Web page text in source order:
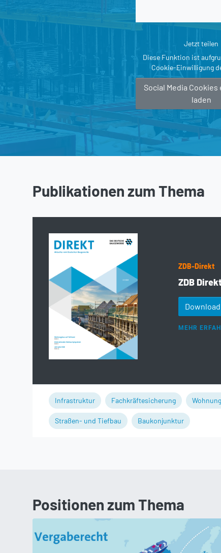
Jetzt teilen
Diese Funktion ist
Cookie-Einwilligung
Social Media Cookies
laden
Publikationen zum Thema
ZDB-Direkt
ZDB
Download
MEHR
Infrastruktur Fachkräftesicherung
Straßen- und Tiefbau Baukonjunktur
Positionen zum Thema